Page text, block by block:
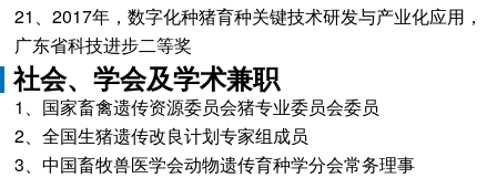
21、2017年，数字化种猪育种关键技术研发与产业化应用，
广东省科技进步二等奖
社会、学会及学术兼职
1、国家畜禽遗传资源委员会猪专业委员会委员
2、全国生猪遗传改良计划专家组成员
3、中国畜牧兽医学会动物遗传育种学分会常务理事